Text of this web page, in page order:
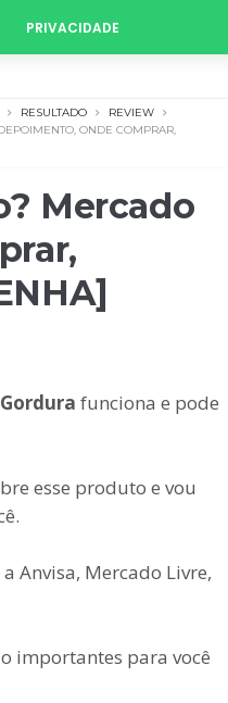
PRIVACIDADE
RESULTADO
REVIEW
ONDE COMPRAR,
Mercado
funciona e pode
esse produto e vou
Anvisa, Mercado Livre,
importantes para você